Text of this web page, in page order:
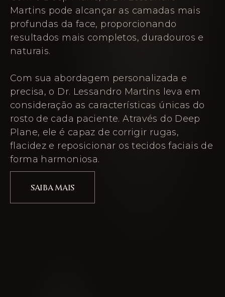
Martins pode alcançar as camadas mais
profundas da face, proporcionando
resultados mais completos, duradouros e
naturais.
Com sua abordagem personalizada e
precisa, o Dr. Lessandro Martins leva em
consideração as características únicas do
rosto de cada paciente. Através do Deep
Plane, ele é capaz de corrigir rugas,
flacidez e reposicionar os tecidos faciais de
forma harmoniosa.
SAIBA MAIS